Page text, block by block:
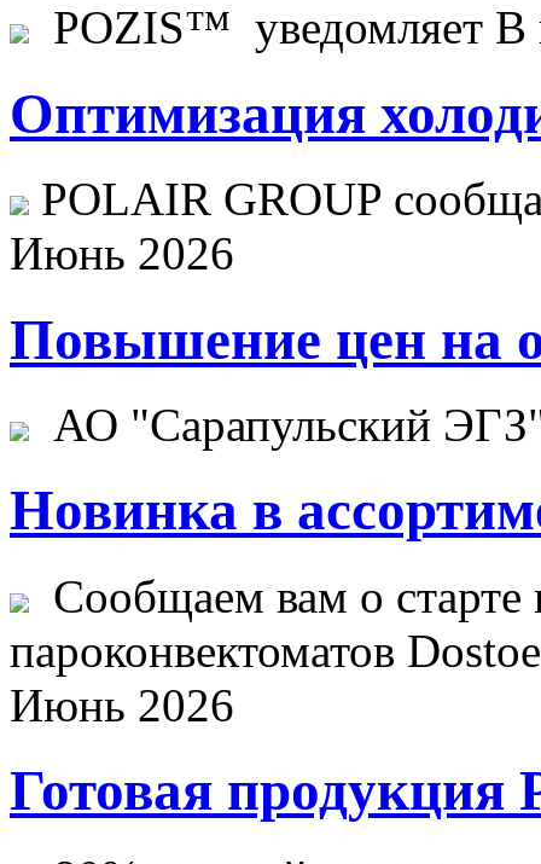
POZIS™ уведомляет В
Оптимизация
POLAIR GROUP
Июнь 2026
Повышение цен на
АО "Сарапульский
Новинка в
Сообщаем вам о старте
пароконвектоматов
Июнь 2026
Готовая продукция